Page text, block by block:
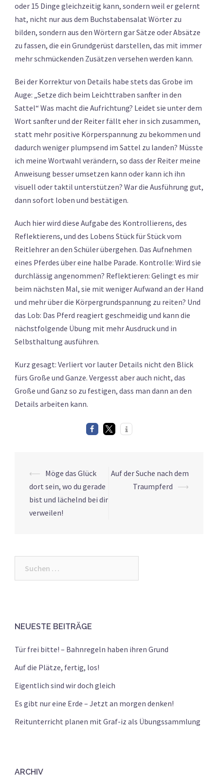
oder 15 Dinge gleichzeitig kann, sondern weil er gelernt
hat, nicht nur aus dem Buchstabensalat Wörter zu
bilden, sondern aus den Wörtern gar Sätze oder Absätze
zu fassen, die ein Grundgerüst darstellen, das mit immer
mehr schmückenden Zusätzen versehen werden kann.
Bei der Korrektur von Details habe stets das Grobe im
Auge: „Setze dich beim Leichttraben sanfter in den
Sattel“ Was macht die Aufrichtung? Leidet sie unter dem
Wort sanfter und der Reiter fällt eher in sich zusammen,
statt mehr positive Körperspannung zu bekommen und
dadurch weniger plumpsend im Sattel zu landen? Müsste
ich meine Wortwahl verändern, so dass der Reiter meine
Anweisung besser umsetzen kann oder kann ich ihn
visuell oder taktil unterstützen? War die Ausführung gut,
dann sofort loben und bestätigen.
Auch hier wird diese Aufgabe des Kontrollierens, des
Reflektierens, und des Lobens Stück für Stück vom
Reitlehrer an den Schüler übergehen. Das Aufnehmen
eines Pferdes über eine halbe Parade. Kontrolle: Wird sie
durchlässig angenommen? Reflektieren: Gelingt es mir
beim nächsten Mal, sie mit weniger Aufwand an der Hand
und mehr über die Körpergrundspannung zu reiten? Und
das Lob: Das Pferd reagiert geschmeidig und kann die
nächstfolgende Übung mit mehr Ausdruck und in
Selbsthaltung ausführen.
Kurz gesagt: Verliert vor lauter Details nicht den Blick
fürs Große und Ganze. Vergesst aber auch nicht, das
Große und Ganz so zu festigen, dass man dann an den
Details arbeiten kann.
Post
navigation
⟵ Möge das Glück
dort sein, wo du gerade
bist und lächelnd bei dir
verweilen!
Auf der Suche nach dem
Traumpferd ⟶
NEUESTE BEITRÄGE
Tür frei bitte! – Bahnregeln haben ihren Grund
Auf die Plätze, fertig, los!
Eigentlich sind wir doch gleich
Es gibt nur eine Erde – Jetzt an morgen denken!
Reitunterricht planen mit Graf-iz als Übungssammlung
ARCHIV